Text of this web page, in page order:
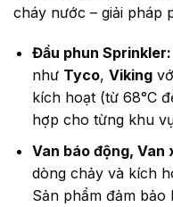
cháy nước – giải pháp
Đầu phun Sprinkler:
như Tyco, Viking
kích hoạt (từ 68°C
hợp cho từng khu
Van báo động, Van
dòng chảy và kích
Sản phẩm đảm